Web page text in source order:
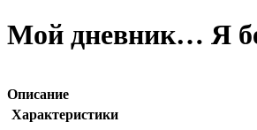
Мой дневник… Я
Описание
Характеристики